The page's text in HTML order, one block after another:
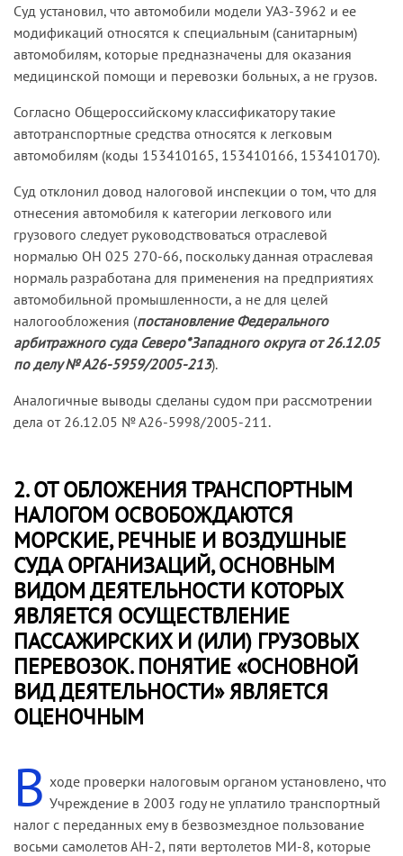
Суд установил, что автомобили модели УАЗ-3962 и ее
модификаций относятся к специальным (санитарным)
автомобилям, которые предназначены для оказания
медицинской помощи и перевозки больных, а не грузов.
Согласно Общероссийскому классификатору такие
автотранспортные средства относятся к легковым
автомобилям (коды 153410165, 153410166, 153410170).
Суд отклонил довод налоговой инспекции о том, что для
отнесения автомобиля к категории легкового или
грузового следует руководствоваться отраслевой
нормалью ОН 025 270-66, поскольку данная отраслевая
нормаль разработана для применения на предприятиях
автомобильной промышленности, а не для целей
налогообложения (постановление Федерального
арбитражного суда Северо*Западного округа от 26.12.05
по делу № А26-5959/2005-213).
Аналогичные выводы сделаны судом при рассмотрении
дела от 26.12.05 № А26-5998/2005-211.
2. ОТ ОБЛОЖЕНИЯ ТРАНСПОРТНЫМ
НАЛОГОМ ОСВОБОЖДАЮТСЯ
МОРСКИЕ, РЕЧНЫЕ И ВОЗДУШНЫЕ
СУДА ОРГАНИЗАЦИЙ, ОСНОВНЫМ
ВИДОМ ДЕЯТЕЛЬНОСТИ КОТОРЫХ
ЯВЛЯЕТСЯ ОСУЩЕСТВЛЕНИЕ
ПАССАЖИРСКИХ И (ИЛИ) ГРУЗОВЫХ
ПЕРЕВОЗОК. ПОНЯТИЕ «ОСНОВНОЙ
ВИД ДЕЯТЕЛЬНОСТИ» ЯВЛЯЕТСЯ
ОЦЕНОЧНЫМ
В ходе проверки налоговым органом установлено, что
Учреждение в 2003 году не уплатило транспортный
налог с переданных ему в безвозмездное пользование
восьми самолетов АН-2, пяти вертолетов МИ-8, которые